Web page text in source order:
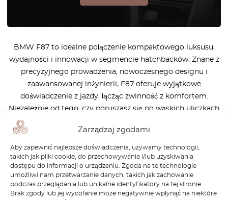
Zarządzaj zgodami
Aby zapewnić najlepsze doświadczenia, używamy technologii,
takich jak pliki cookie, do przechowywania i/lub uzyskiwania
dostępu do informacji o urządzeniu. Zgoda na te technologie
umożliwi nam przetwarzanie danych, takich jak zachowanie
podczas przeglądania lub unikalne identyfikatory na tej stronie.
Brak zgody lub jej wycofanie może negatywnie wpłynąć na niektóre
BMW F87 to idealne połączenie kompaktowego luksusu,
wydajności i innowacji w segmencie hatchbacków. Znane z
precyzyjnego prowadzenia, nowoczesnego designu i
zaawansowanej inżynierii, F87 oferuje wyjątkowe
doświadczenie z jazdy, łącząc zwinność z komfortem.
Niezależnie od tego, czy poruszasz się po wąskich uliczkach
miasta, czy cieszysz się dynamiczną jazdą na krętych
drogach, F87 wyróżnia się dynamicznymi osiągami,
efektywnymi opcjami silnikowymi i zestawem funkcji
zaprojektowanych w celu poprawy komfortu i
bezpieczeństwa. W OctoClassic rozumiemy, jak ważne jest,
aby Twój BMW F87 działał na najwyższym poziomie.
Dlatego oferujemy szeroki wybór wysokiej jakości części,